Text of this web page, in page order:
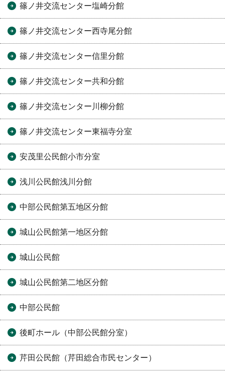
篠ノ井交流センター塩崎分館
篠ノ井交流センター西寺尾分館
篠ノ井交流センター信里分館
篠ノ井交流センター共和分館
篠ノ井交流センター川柳分館
篠ノ井交流センター東福寺分室
安茂里公民館小市分室
浅川公民館浅川分館
中部公民館第五地区分館
城山公民館第一地区分館
城山公民館
城山公民館第二地区分館
中部公民館
後町ホール（中部公民館分室）
芹田公民館（芹田総合市民センター）